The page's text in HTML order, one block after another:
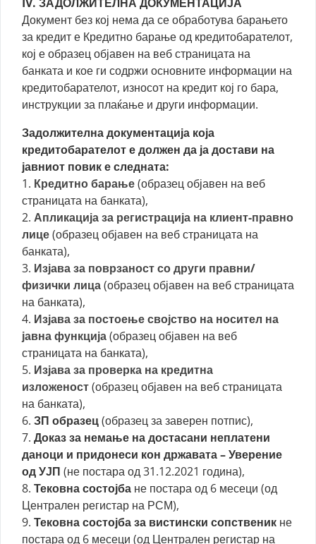
Документ без кој нема да се обработува барањето
за кредит е Кредитно барање од кредитобарателот,
кој е образец објавен на веб страницата на
банката и кое ги содржи основните информации на
кредитобарателот, износот на кредит кој го бара,
инструкции за плаќање и други информации.
Задолжителна документација која
кредитобарателот е должен да ја достави на
јавниот повик е следната:
1. Кредитно барање(образец објавен на веб
страницата на банката),
2. Апликација за регистрација на клиент-правно
лице(образец објавен на веб страницата на
банката),
3. Изјава за поврзаност со други правни/
физички лица(образец објавен на веб страницата
на банката),
4. Изјава за постоење својство на носител на
јавна функција(образец објавен на веб
страницата на банката),
5. Изјава за проверка на кредитна
изложеност(образец објавен на веб страницата
на банката),
6. ЗП образец(образец за заверен потпис),
7. Доказ за немање на достасани неплатени
даноци и придонеси кон државата – Уверение
од УЈП (не постара од 31.12.2021 година),
8. Тековна состојба не постара од 6 месеци (од
Централен регистар на РСМ),
9. Тековна состојба за вистински сопственик не
постара од 6 месеци (од Централен регистар на